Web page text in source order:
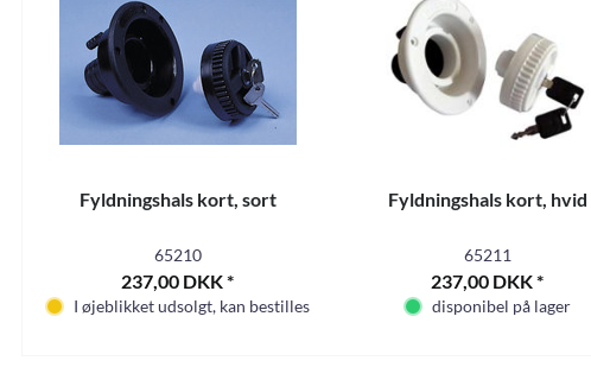
Fyldningshals kort, sort
65210
237,00 DKK *
I øjeblikket udsolgt, kan bestilles
Fyldningshals kort, hvid
65211
237,00 DKK *
disponibel på lager